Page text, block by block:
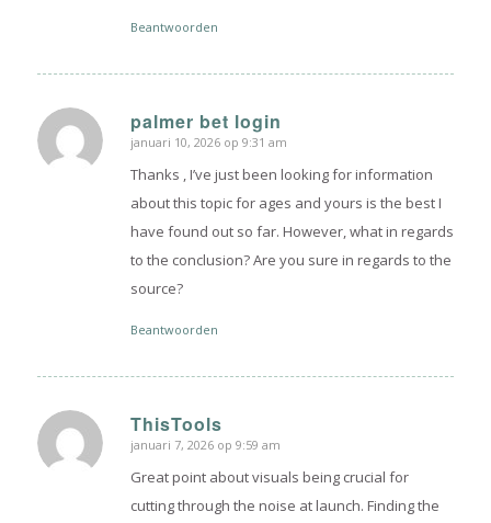
Beantwoorden
palmer bet login
zegt:
januari 10, 2026 op 9:31 am
Thanks , I’ve just been looking for information
about this topic for ages and yours is the best I
have found out so far. However, what in regards
to the conclusion? Are you sure in regards to the
source?
Beantwoorden
ThisTools
zegt:
januari 7, 2026 op 9:59 am
Great point about visuals being crucial for
cutting through the noise at launch. Finding the